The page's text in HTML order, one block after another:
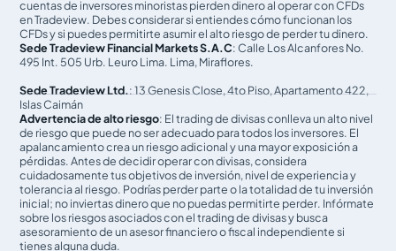
cuentas de inversores minoristas pierden dinero al operar con CFDs
en Tradeview. Debes considerar si entiendes cómo funcionan los
CFDs y si puedes permitirte asumir el alto riesgo de perder tu dinero.
Sede Tradeview Financial Markets S.A.C: Calle Los Alcanfores No.
495 Int. 505 Urb. Leuro Lima. Lima, Miraflores.
Sede Tradeview Ltd.: 13 Genesis Close, 4to Piso, Apartamento 422,
Islas Caimán
Advertencia de alto riesgo: El trading de divisas conlleva un alto nivel
de riesgo que puede no ser adecuado para todos los inversores. El
apalancamiento crea un riesgo adicional y una mayor exposición a
pérdidas. Antes de decidir operar con divisas, considera
cuidadosamente tus objetivos de inversión, nivel de experiencia y
tolerancia al riesgo. Podrías perder parte o la totalidad de tu inversión
inicial; no inviertas dinero que no puedas permitirte perder. Infórmate
sobre los riesgos asociados con el trading de divisas y busca
asesoramiento de un asesor financiero o fiscal independiente si
tienes alguna duda.